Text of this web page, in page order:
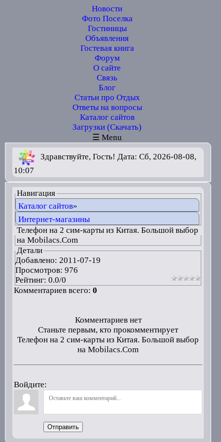
Новости
Фото Поселка
Гостиницы
Объявления
Гостевая книга
Форум
О сайте
Связь
Блог
Статьи про Отдых
Ответы на вопросы
Каталог сайтов
Загрузки (Скачать)
☰ Menu
Здравствуйте, Гость! Дата: Сб, 2026-08-08,
10:07
Навигация
Каталог сайтов»
Интернет-магазины
Телефон на 2 сим-карты из Китая. Большой выбор
на Mobilacs.Com
Детали
Добавлено: 2011-07-19
Просмотров: 976
Рейтинг: 0.0/0
Комментариев всего: 0
Комментариев нет
Станьте первым, кто прокомментирует
Телефон на 2 сим-карты из Китая. Большой выбор
на Mobilacs.Com
Войдите:
Отправить